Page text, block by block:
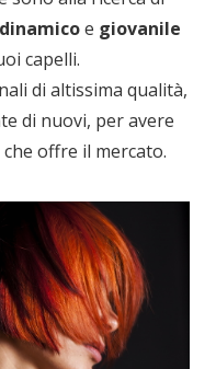
dinamicoe giovanile
capelli.
di altissima qualità,
di nuovi, per avere
offre il mercato.